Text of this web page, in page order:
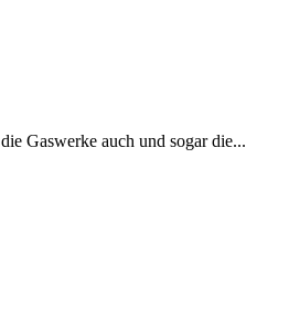
Gaswerke auch und sogar die...